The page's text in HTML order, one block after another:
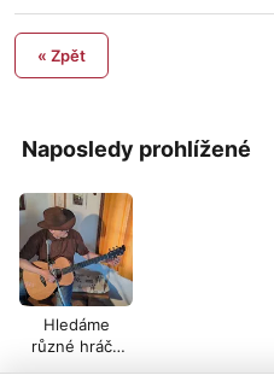
Naposledy prohlížené
Hledáme
různé hráče
« Zpět